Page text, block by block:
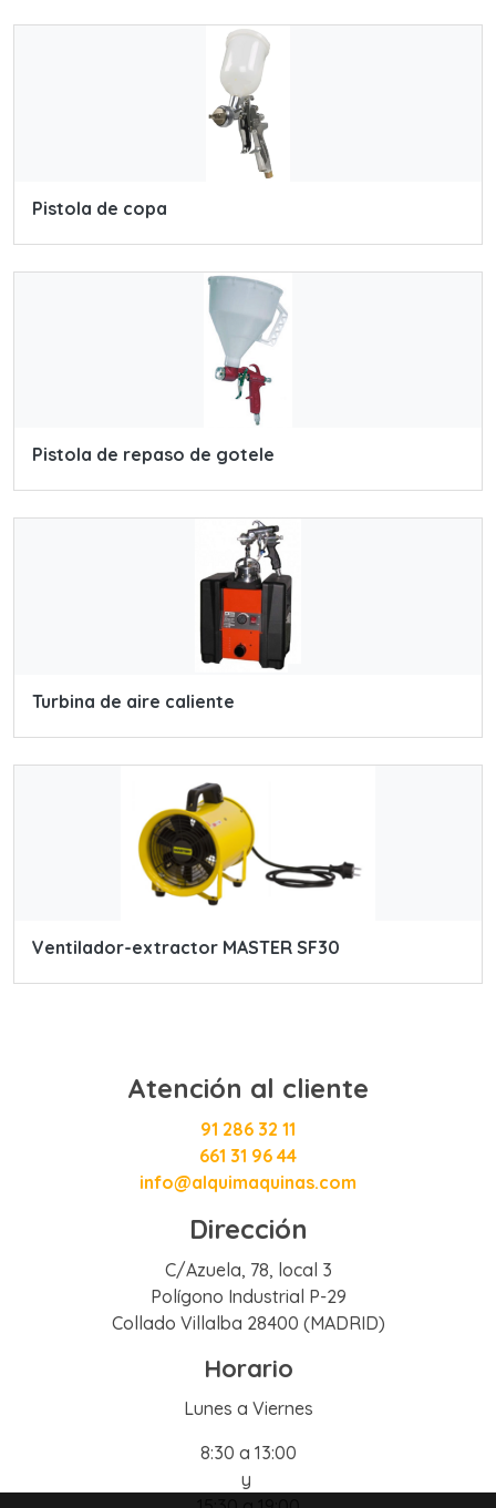
Pistola de copa
Pistola de repaso de gotele
Turbina de aire caliente
Ventilador-extractor MASTER SF30
Atención al cliente
91 286 32 11
661 31 96 44
info@alquimaquinas.com
Dirección
C/Azuela, 78, local 3
Polígono Industrial P-29
Collado Villalba 28400 (MADRID)
Horario
Lunes a Viernes
8:30 a 13:00
y